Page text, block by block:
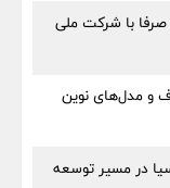
صرفا با شرکت ملی
و مدل‌های نوین
در مسیر توسعه